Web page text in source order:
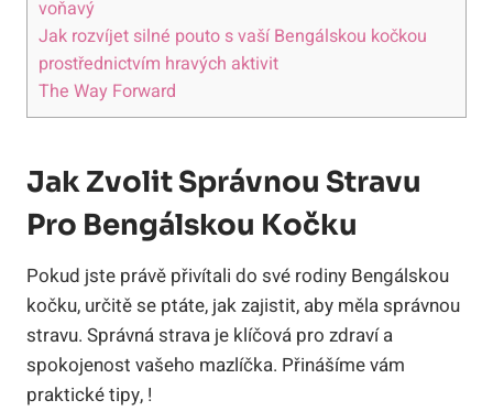
voňavý
Jak rozvíjet silné pouto s vaší Bengálskou kočkou
prostřednictvím hravých aktivit
The Way Forward
Jak Zvolit Správnou Stravu
Pro Bengálskou Kočku
Pokud jste právě přivítali do své rodiny Bengálskou
kočku, určitě se ptáte, jak zajistit, aby měla správnou
stravu. Správná strava je klíčová pro zdraví a
spokojenost vašeho mazlíčka. Přinášíme vám
praktické tipy, !